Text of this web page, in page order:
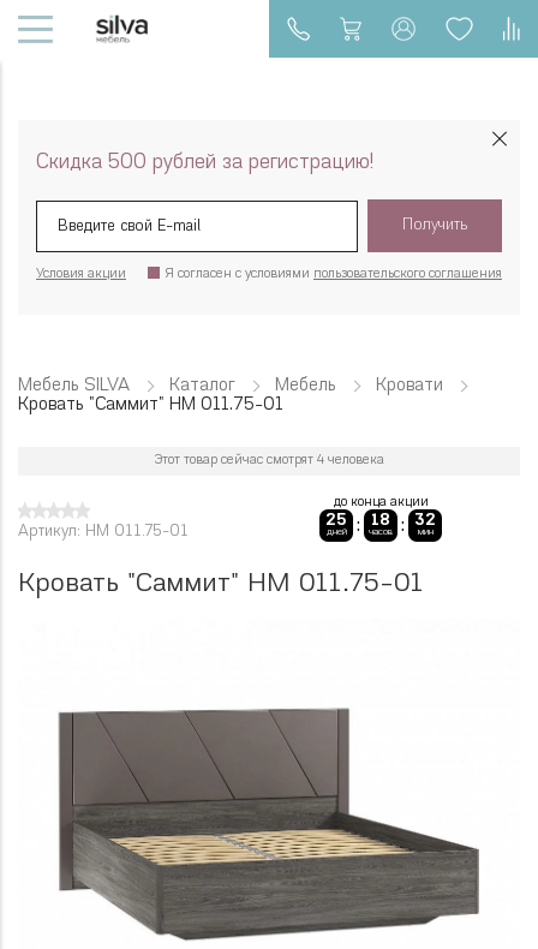
Скидка 500 рублей за регистрацию!
Получить
Я согласен с условиями пользовательского соглашения
Условия акции
Мебель SILVA Каталог Мебель
Кровати
Кровать "Саммит" НМ 011.75-01
Артикул: НМ 011.75-01
до конца акции
25
дней : 18
часов : 32
мин
Этот товар сейчас смотрят 4 человека
Кровать "Саммит" НМ 011.75-01